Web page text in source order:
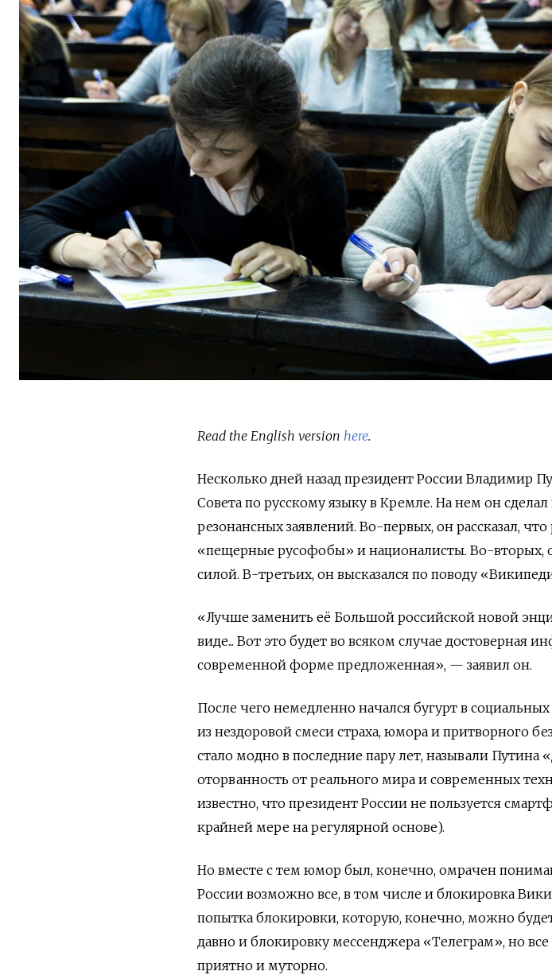
Read the English version here.
Несколько дней назад президент России Владимир
Совета по русскому языку в Кремле. На нем он
резонансных заявлений. Во-первых, он рассказал,
«пещерные русофобы» и националисты. Во-вторых,
силой. В-третьих, он высказался по поводу
«Лучше заменить её Большой российской новой
виде... Вот это будет во всяком случае достоверная
современной форме предложенная», — заявил он.
После чего немедленно начался бугурт в
из нездоровой смеси страха, юмора и притворного
стало модно в последние пару лет, называли Путина
оторванность от реального мира и современных
известно, что президент России не пользуется
крайней мере на регулярной основе).
Но вместе с тем юмор был, конечно, омрачен
России возможно все, в том числе и блокировка
попытка блокировки, которую, конечно, можно
давно и блокировку мессенджера «Телеграм», но
приятно и муторно.